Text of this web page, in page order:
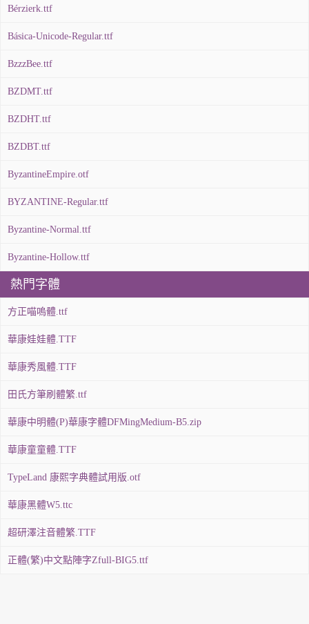
Bérzierk.ttf
Básica-Unicode-Regular.ttf
BzzzBee.ttf
BZDMT.ttf
BZDHT.ttf
BZDBT.ttf
ByzantineEmpire.otf
BYZANTINE-Regular.ttf
Byzantine-Normal.ttf
Byzantine-Hollow.ttf
熱門字體
方正喵嗚體.ttf
華康娃娃體.TTF
華康秀風體.TTF
田氏方筆刷體繁.ttf
華康中明體(P)華康字體DFMingMedium-B5.zip
華康童童體.TTF
TypeLand 康熙字典體試用版.otf
華康黑體W5.ttc
超研澤注音體繁.TTF
正體(繁)中文點陣字Zfull-BIG5.ttf